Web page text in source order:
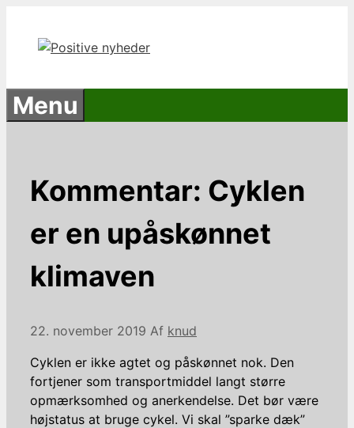
indhold
Menu
Kommentar: Cyklen
er en upåskønnet
klimaven
22. november 2019 Af knud
Cyklen er ikke agtet og påskønnet nok. Den
fortjener som transportmiddel langt større
opmærksomhed og anerkendelse. Det bør være
højstatus at bruge cykel. Vi skal ”sparke dæk”